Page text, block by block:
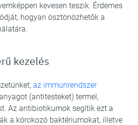
kevesen teszik. Érdemes
hogyan ösztönözhetők a
kezelés
az immunrendszer
(antitesteket) termel,
Az antibiotikumok segítik ezt a
a kórokozó baktériumokat, illetve